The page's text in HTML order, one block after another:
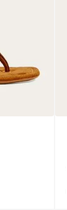
Metais